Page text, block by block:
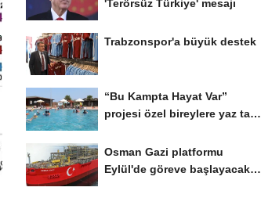
'Terörsüz Türkiye' mesajı
Trabzonspor'a büyük destek
“Bu Kampta Hayat Var”
projesi özel bireylere yaz tatili
Osman Gazi platformu
Eylül'de göreve başlayacak...